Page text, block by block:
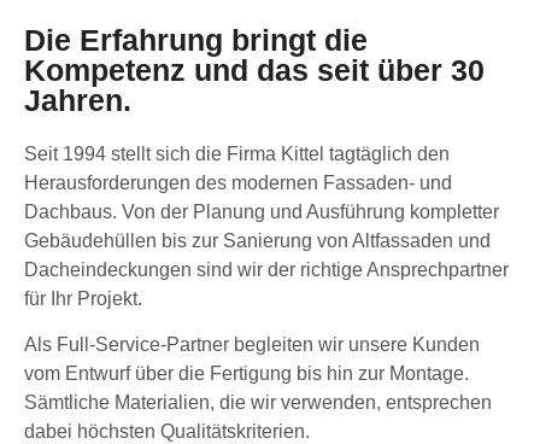
Die Erfahrung bringt die
Kompetenz und das seit über 30
Jahren.
Seit 1994 stellt sich die Firma Kittel tagtäglich den
Herausforderungen des modernen Fassaden- und
Dachbaus. Von der Planung und Ausführung kompletter
Gebäudehüllen bis zur Sanierung von Altfassaden und
Dacheindeckungen sind wir der richtige Ansprechpartner
für Ihr Projekt.
Als Full-Service-Partner begleiten wir unsere Kunden
vom Entwurf über die Fertigung bis hin zur Montage.
Sämtliche Materialien, die wir verwenden, entsprechen
dabei höchsten Qualitätskriterien.